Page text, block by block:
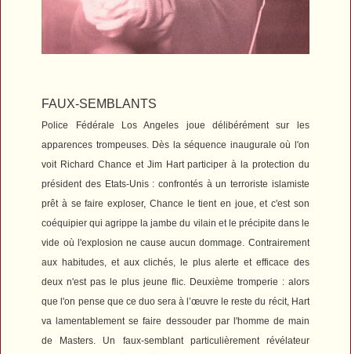
FAUX-SEMBLANTS
Police Fédérale Los Angeles joue délibérément sur les
apparences trompeuses. Dès la séquence inaugurale où l'on
voit Richard Chance et Jim Hart participer à la protection du
président des Etats-Unis : confrontés à un terroriste islamiste
prêt à se faire exploser, Chance le tient en joue, et c'est son
coéquipier qui agrippe la jambe du vilain et le précipite dans le
vide où l'explosion ne cause aucun dommage. Contrairement
aux habitudes, et aux clichés, le plus alerte et efficace des
deux n'est pas le plus jeune flic. Deuxième tromperie : alors
que l'on pense que ce duo sera à l’œuvre le reste du récit, Hart
va lamentablement se faire dessouder par l'homme de main
de Masters. Un faux-semblant particulièrement révélateur